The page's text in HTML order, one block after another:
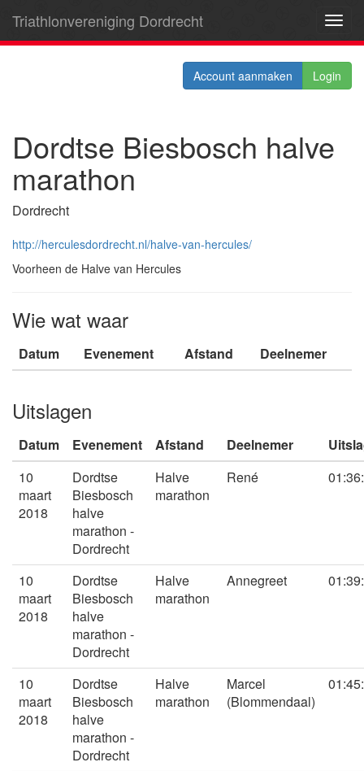
Triathlonvereniging Dordrecht
Account aanmaken Login
Dordtse Biesbosch halve
marathon
Dordrecht
http://herculesdordrecht.nl/halve-van-hercules/
Voorheen de Halve van Hercules
Wie wat waar
Datum Evenement Afstand Deelnemer
Uitslagen
Datum Evenement Afstand Deelnemer
10
maart
2018
Dordtse
Biesbosch
halve
marathon -
Dordrecht
Halve
marathon
René
10
maart
2018
Dordtse
Biesbosch
halve
marathon -
Dordrecht
Halve
marathon
Annegreet
10
maart
2018
Dordtse
Biesbosch
halve
marathon -
Dordrecht
Halve
marathon
Marcel
(Blommendaal)